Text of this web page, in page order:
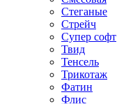
Стеганые
Стрейч
Супер софт
Твид
Тенсель
Трикотаж
Фатин
Флис